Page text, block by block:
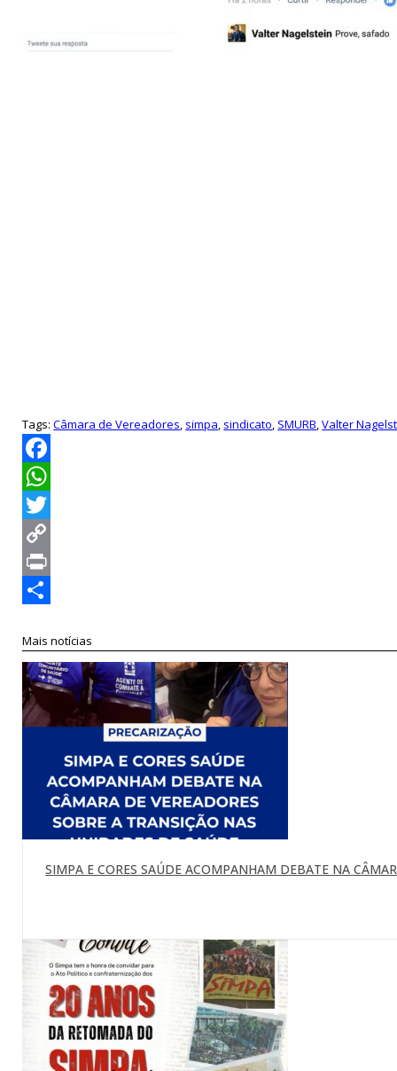
Tags:Câmara de Vereadores, simpa, sindicato, SMURB,Valter
Facebook
WhatsApp
Twitter
Copy
Link
Print
Mais notícias
SIMPA E CORES SAÚDE ACOMPANHAM DEBATE NA